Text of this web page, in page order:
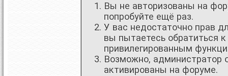
Вы не авторизованы на
попробуйте ещё раз.
У вас недостаточно прав
вы пытаетесь обратиться
привилегированным
Возможно, администратор
активированы на форуме.